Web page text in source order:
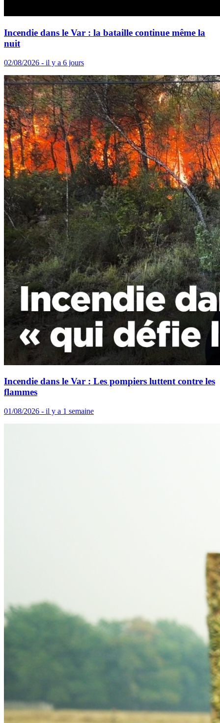
Incendie dans le Var : la bataille continue même la
nuit
02/08/2026 - il y a 6 jours
Incendie dans le Var : Les pompiers luttent contre les
flammes
01/08/2026 - il y a 1 semaine